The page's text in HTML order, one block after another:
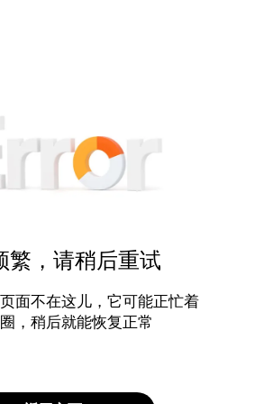
繁，请稍后重试
面不在这儿，它可能正忙着
，稍后就能恢复正常